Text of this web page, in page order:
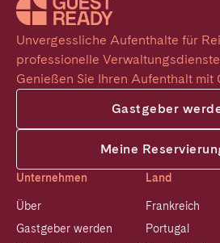
Unvergessliche Aufenthalte für
professionelle
Genießen Sie Ihren Aufenthalt mit
Gastgeber
Meine
Unternehmen
Über
Gastgeber werden
Land
Frankreich
Portugal